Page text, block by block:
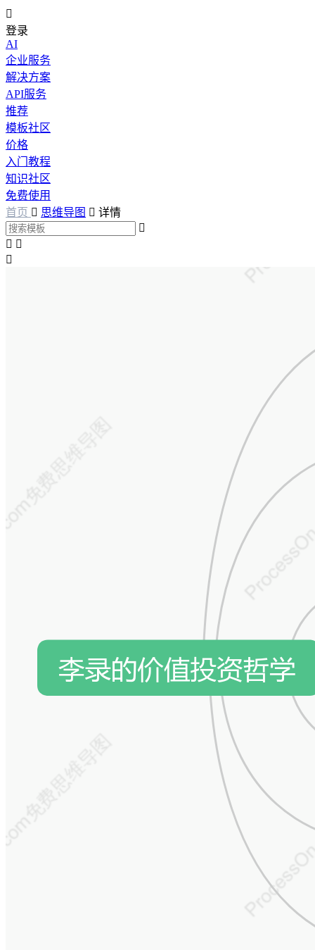

登录
AI
企业服务
解决方案
API服务
推荐
模板社区
价格
入门教程
知识社区
免费使用
首页  思维导图  详情

 
